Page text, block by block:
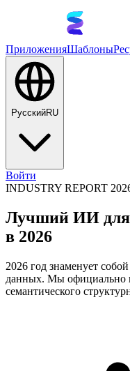
ПриложенияШаблоны
РусскийRU
Войти
INDUSTRY REPORT
Лучший ИИ для
в 2026
2026 год знаменует
данных. Мы официально
семантического